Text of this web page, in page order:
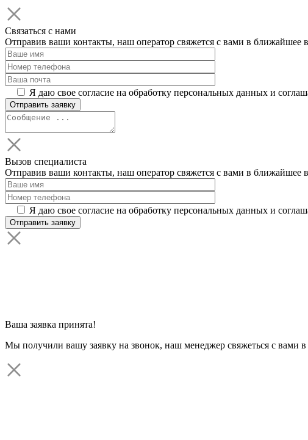
Связаться с нами
Отправив ваши контакты, наш оператор свяжется с вами в ближайшее
Я даю свое согласие на обработку персональных данных и
Вызов специалиста
Отправив ваши контакты, наш оператор свяжется с вами в ближайшее
Я даю свое согласие на обработку персональных данных и
Ваша заявка принята!
Мы получили вашу заявку на звонок, наш менеджер свяжеться с вами